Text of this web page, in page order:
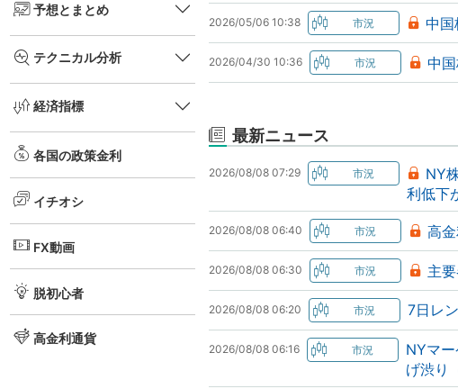
予想とまとめ
テクニカル分析
経済指標
各国の政策金利
イチオシ
FX動画
脱初心者
高金利通貨
2026/05/06 10:38 中国
2026/04/30 10:36 中
最新ニュース
2026/08/08 07:29
NY
利低下
2026/08/08 06:40 高
2026/08/08 06:30 主
2026/08/08 06:20 7日レ
2026/08/08 06:16
NYマ
げ渋り